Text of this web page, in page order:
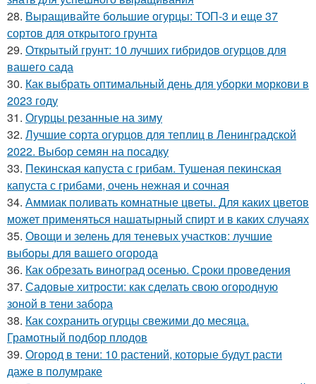
28. Выращивайте большие огурцы: ТОП-3 и еще 37
сортов для открытого грунта
29. Открытый грунт: 10 лучших гибридов огурцов для
вашего сада
30. Как выбрать оптимальный день для уборки моркови в
2023 году
31. Огурцы резанные на зиму
32. Лучшие сорта огурцов для теплиц в Ленинградской
2022. Выбор семян на посадку
33. Пекинская капуста с грибам. Тушеная пекинская
капуста с грибами, очень нежная и сочная
34. Аммиак поливать комнатные цветы. Для каких цветов
может применяться нашатырный спирт и в каких случаях
35. Овощи и зелень для теневых участков: лучшие
выборы для вашего огорода
36. Как обрезать виноград осенью. Сроки проведения
37. Садовые хитрости: как сделать свою огородную
зоной в тени забора
38. Как сохранить огурцы свежими до месяца.
Грамотный подбор плодов
39. Огород в тени: 10 растений, которые будут расти
даже в полумраке